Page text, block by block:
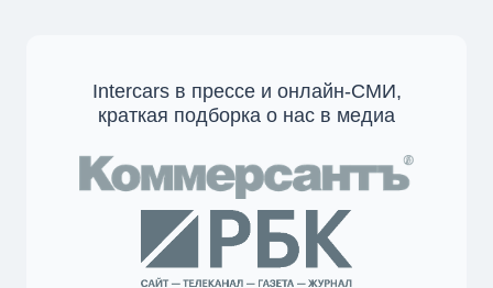
Intercars в прессе и онлайн-СМИ,
краткая подборка о нас в медиа